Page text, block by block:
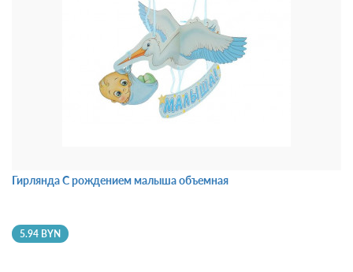
Гирлянда С рождением малыша объемная
5.94 BYN